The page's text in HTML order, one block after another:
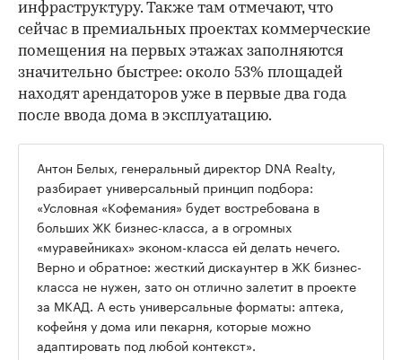
инфраструктуру. Также там отмечают, что
сейчас в премиальных проектах коммерческие
помещения на первых этажах заполняются
значительно быстрее: около 53% площадей
находят арендаторов уже в первые два года
после ввода дома в эксплуатацию.
Антон Белых, генеральный директор DNA Realty,
разбирает универсальный принцип подбора:
«Условная «Кофемания» будет востребована в
больших ЖК бизнес-класса, а в огромных
«муравейниках» эконом-класса ей делать нечего.
Верно и обратное: жесткий дискаунтер в ЖК бизнес-
класса не нужен, зато он отлично залетит в проекте
за МКАД. А есть универсальные форматы: аптека,
кофейня у дома или пекарня, которые можно
адаптировать под любой контекст».